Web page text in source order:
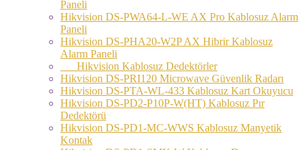
Paneli
Hikvision DS-PWA64-L-WE AX Pro Kablosuz Alarm
Paneli
Hikvision DS-PHA20-W2P AX Hibrir Kablosuz
Alarm Paneli
Hikvision Kablosuz Dedektörler
Hikvision DS-PRI120 Microwave Güvenlik Radarı
Hikvision DS-PTA-WL-433 Kablosuz Kart Okuyucu
Hikvision DS-PD2-P10P-W(HT) Kablosuz Pır
Dedektörü
Hikvision DS-PD1-MC-WWS Kablosuz Manyetik
Kontak